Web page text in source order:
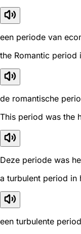
een periode van
the Romantic period
de romantische
This period was the
Deze periode was
a turbulent period in
een turbulente